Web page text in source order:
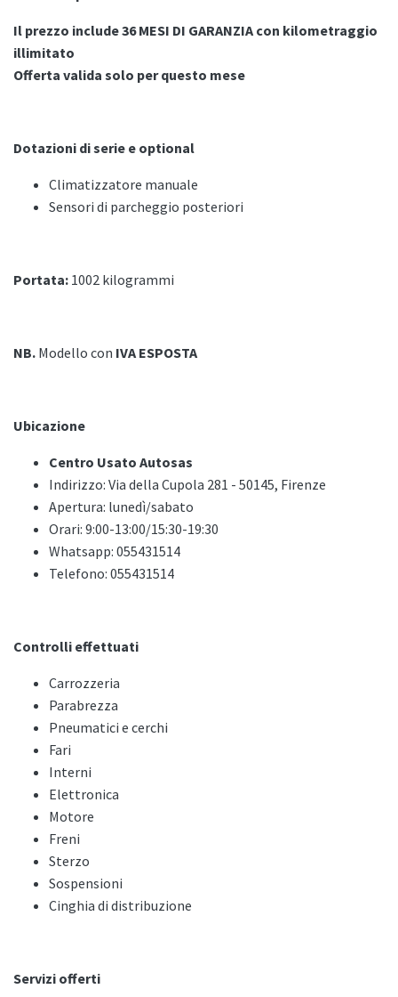
Il prezzo include 36 MESI DI GARANZIA con kilometraggio
illimitato
Offerta valida solo per questo mese
Dotazioni di serie e optional
Climatizzatore manuale
Sensori di parcheggio posteriori
Portata: 1002 kilogrammi
NB. Modello con IVA ESPOSTA
Ubicazione
Centro Usato Autosas
Indirizzo: Via della Cupola 281 - 50145, Firenze
Apertura: lunedì/sabato
Orari: 9:00-13:00/15:30-19:30
Whatsapp: 055431514
Telefono: 055431514
Controlli effettuati
Carrozzeria
Parabrezza
Pneumatici e cerchi
Fari
Interni
Elettronica
Motore
Freni
Sterzo
Sospensioni
Cinghia di distribuzione
Servizi offerti